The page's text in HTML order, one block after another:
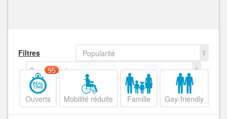
Filtres
Popularité
Decroissant
Ouverts
95
Mobilité réduite Famille Gay-friendly